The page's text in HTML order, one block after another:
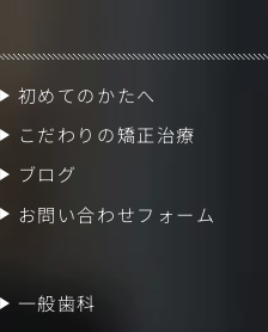
初めてのかたへ
こだわりの矯正治療
ブログ
お問い合わせフォーム
一般歯科